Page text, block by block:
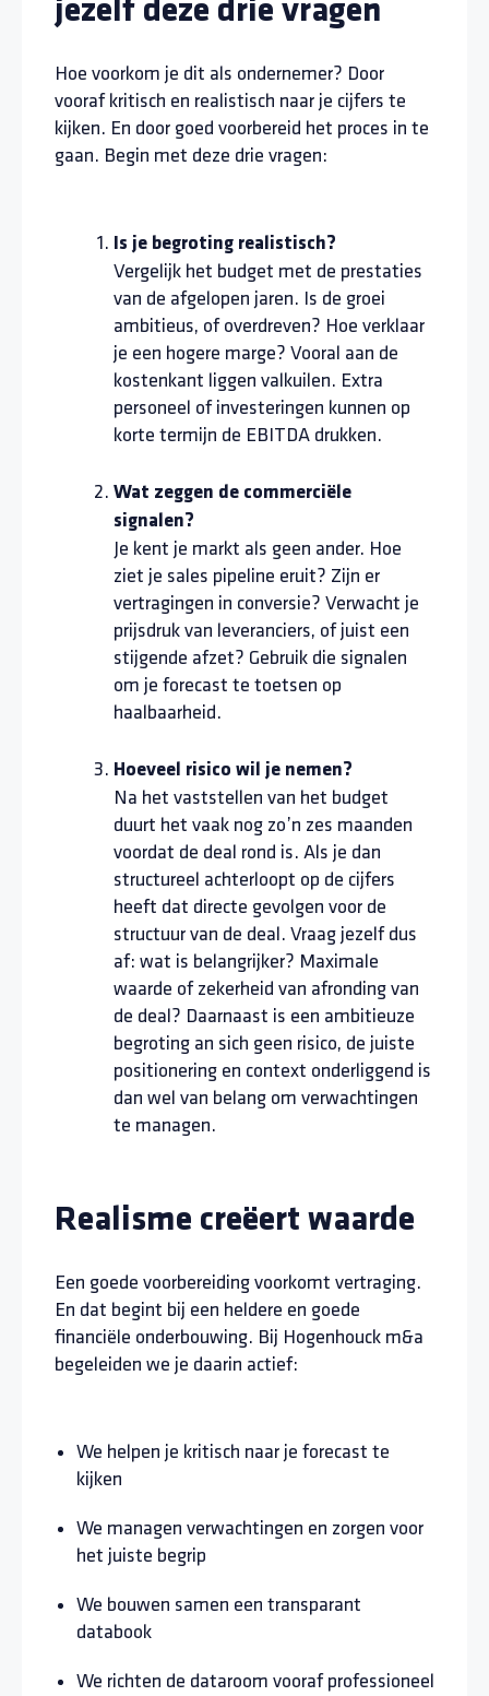
jezelf deze drie vragen
Hoe voorkom je dit als ondernemer? Door
vooraf kritisch en realistisch naar je cijfers te
kijken. En door goed voorbereid het proces in te
gaan. Begin met deze drie vragen:
Is je begroting realistisch?
Vergelijk het budget met de prestaties
van de afgelopen jaren. Is de groei
ambitieus, of overdreven? Hoe verklaar
je een hogere marge? Vooral aan de
kostenkant liggen valkuilen. Extra
personeel of investeringen kunnen op
korte termijn de EBITDA drukken.
Wat zeggen de commerciële
signalen?
Je kent je markt als geen ander. Hoe
ziet je sales pipeline eruit? Zijn er
vertragingen in conversie? Verwacht je
prijsdruk van leveranciers, of juist een
stijgende afzet? Gebruik die signalen
om je forecast te toetsen op
haalbaarheid.
Hoeveel risico wil je nemen?
Na het vaststellen van het budget
duurt het vaak nog zo’n zes maanden
voordat de deal rond is. Als je dan
structureel achterloopt op de cijfers
heeft dat directe gevolgen voor de
structuur van de deal. Vraag jezelf dus
af: wat is belangrijker? Maximale
waarde of zekerheid van afronding van
de deal? Daarnaast is een ambitieuze
begroting an sich geen risico, de juiste
positionering en context onderliggend is
dan wel van belang om verwachtingen
te managen.
Realisme creëert waarde
Een goede voorbereiding voorkomt vertraging.
En dat begint bij een heldere en goede
financiële onderbouwing. Bij Hogenhouck m&a
begeleiden we je daarin actief:
We helpen je kritisch naar je forecast te
kijken
We managen verwachtingen en zorgen voor
het juiste begrip
We bouwen samen een transparant
databook
We richten de dataroom vooraf professioneel